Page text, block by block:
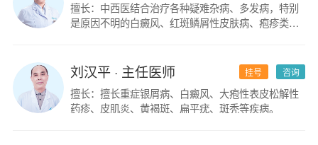
擅长：中西医结合治疗各种疑难杂病、多发病，特别
是原因不明的白癜风、红斑鳞屑性皮肤病、疱疹类皮
咨询
挂号
刘汉平· 主任医师
擅长：擅长重症银屑病、白癜风、大疱性表皮松解性
药疹、皮肌炎、黄褐斑、扁平疣、斑秃等疾病。